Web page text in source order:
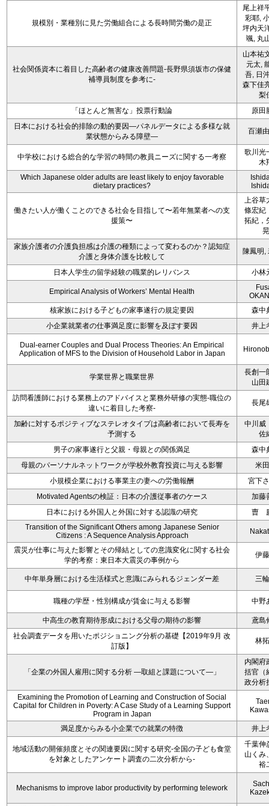
規模別・業種別に見た労働組合による長時間労働の是正
尾上祥
彩耶,
坪内天
颯, 丸
社会関係資本に着目した高齢者の健康改善問題-長野県須坂市の保健
補導員制度を参考に-
山本祐
元太,
吾, 日
森下佳
梨
「ほとんど無害な」投票行動論
原田
日本における社会的排除の動的要因―パネルデータによる多様な就
業状態からみる障壁―
百瀬
中学校における総合的な学習の時間の教員ニーズに関する一考察
歌川光
木
Which Japanese older adults are least likely to enjoy favorable
dietary practices?
働きたい人が働くことのできる社会を目指して〜若年無業者への支
援策〜
上谷草
條宏紀
拓紀，
晃
家族介護者の介護負担感は介護の種類によって変わるのか？認知症
介護と身体介護を比較して
陳鳳明,
日本人学生の留学経験の職業的レリバンス 小林
Empirical Analysis of Workers’ Mental Health
核家族における子どもの家事遂行の規定要因
森中
小企業就業者の仕事満足度に影響を及ぼす要因
井上
Dual-earner Couples and Dual Process Theories: An Empirical
Application of MFS to the Division of Household Labor in Japan
学業世界と職業世界
長創一
山田
訪問看護師における業務上のアドバイスと業務外研修の実態-職位の
違いに着目した考察-
長尾
加齢に対するポジティブなステレオタイプは高齢者において長寿を
予測する
中川威
佐
男子の家事遂行と父親・母親との関係満足
森中
母親のパーソナルネットワークが学校外教育投資に与える影響
米
小規模企業における事業主の妻への労働報酬
宮下
Motivated Agentsの検証：日本の介護従事者のケース
加藤
日本における外国人と外国に対する認識の研究
曺
Transition of the Significant Others among Japanese Senior
Citizens : A Sequence Analysis Approach
震災が仕事に与えた影響とその帰結としての意識変化に関する社会
学的考察：東日本大震災の事例から
伊
中年単身層における生活様式と意識にみられるジェンダー差 三
職種の学歴・性別構成が賃金に与える影響 中野
中高生の教育期待形成における父母の期待の影響
鳶島
社会調査データを用いたポジショニング分析の基礎【2019年9月 改
訂版】
林
「企業の外国人雇用に関する分析 ―取組と課題について―」
内閣府
括官（
政分析
Examining the Promotion of Learning and Construction of Social
Capital for Children in Poverty: A Case Study of a Learning Support
Program in Japan
満足度からみる小企業での就業の特徴 井上
地域活動の開催頻度とその関連要因に関する研究-全国の子ども食堂
を対象としたアンケート調査の二次分析から-
千葉伸
山くみ
裕
Mechanisms to improve labor productivity by performing telework